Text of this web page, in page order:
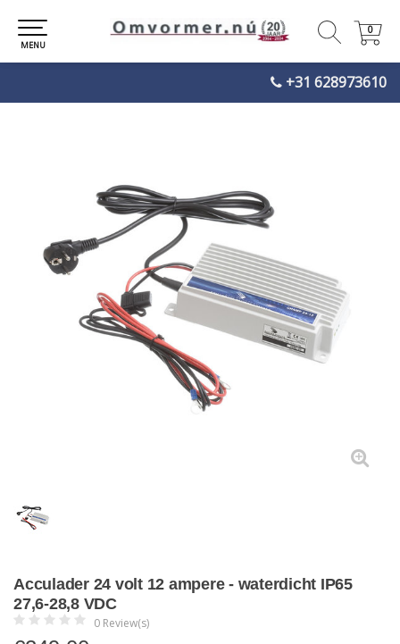
+31 628973610
0
0
MENU
Acculader 24 volt 12 ampere - waterdicht IP65
27,6-28,8 VDC
0 Review(s)